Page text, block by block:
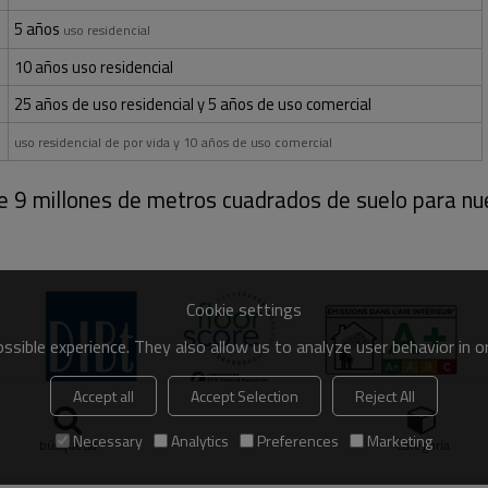
5 años uso residencial
10 años uso residencial
25 años de uso residencial y 5 años de uso comercial
uso residencial de por vida y 10 años de uso comercial
9 millones de metros cuadrados de suelo para
búsqueda categoría
Cookie settings
experience. They also allow us to analyze user behavior
Accept all Accept Selection
Reject All
Necessary
Analytics Preferences Marketing